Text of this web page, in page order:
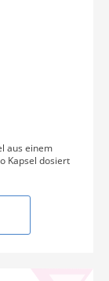
aus einem
Kapsel dosiert